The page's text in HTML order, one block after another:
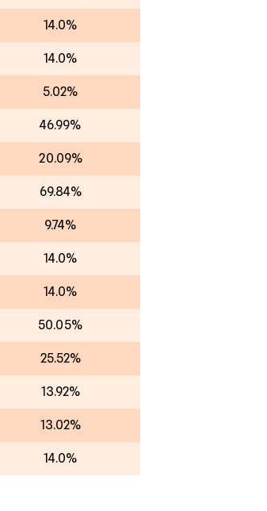
14.0%
14.0%
5.02%
46.99%
20.09%
69.84%
9.74%
14.0%
14.0%
50.05%
25.52%
13.92%
13.02%
14.0%